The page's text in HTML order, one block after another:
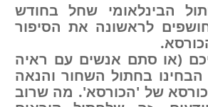
הבינלאומי שחל בחודש
לראשונה את הסיפור
(או סתם אנשים עם ראיה
הבחינו בחתול השחור והנאה
של 'הכורסא'. מה שרוב